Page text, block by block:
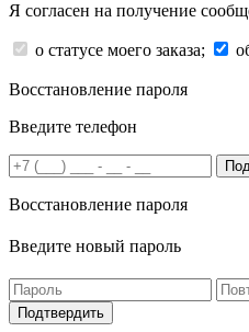
Я согласен на получение
о статусе моего заказа;
Восстановление пароля
Введите телефон
Восстановление пароля
Введите новый пароль